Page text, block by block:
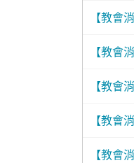
【教會
【教會
【教會
【教會
【教會